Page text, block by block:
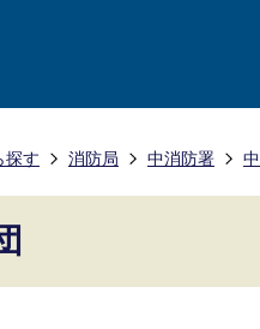
探す 消防局 中消防署